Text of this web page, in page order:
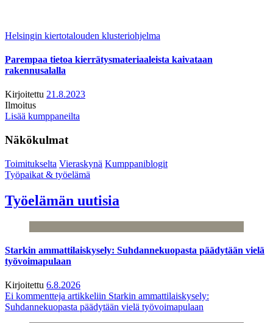
Helsingin kiertotalouden klusteriohjelma
Parempaa tietoa kierrätysmateriaaleista kaivataan
rakennusalalla
Kirjoitettu 21.8.2023
Ilmoitus
Lisää kumppaneilta
Näkökulmat
Toimitukselta Vieraskynä Kumppaniblogit
Työpaikat & työelämä
Työelämän uutisia
Starkin ammattilaiskysely: Suhdannekuopasta päädytään vielä
työvoimapulaan
Kirjoitettu 6.8.2026
Ei kommentteja artikkeliin Starkin ammattilaiskysely:
Suhdannekuopasta päädytään vielä työvoimapulaan